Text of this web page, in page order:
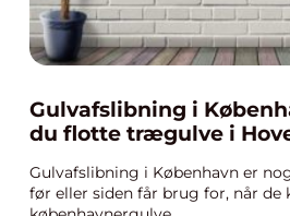
Gulvafslibning i
du flotte trægulve i
Gulvafslibning i København er
før eller siden får brug for, når de